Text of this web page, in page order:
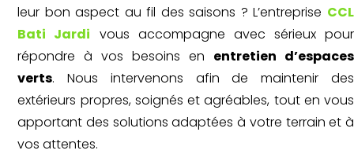
leur bon aspect au fil des saisons ? L’entreprise CCL
Bati Jardi vous accompagne avec sérieux pour
répondre à vos besoins en entretien d’espaces
verts. Nous intervenons afin de maintenir des
extérieurs propres, soignés et agréables, tout en vous
apportant des solutions adaptées à votre terrain et à
vos attentes.